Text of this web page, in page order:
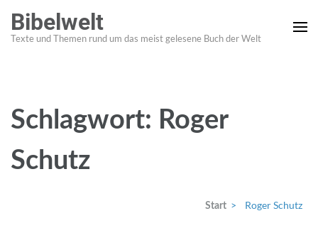
Inhalt
springen
Bibelwelt
Texte und Themen rund um das meist gelesene Buch der Welt
Schlagwort: Roger
Schutz
Start > Roger Schutz